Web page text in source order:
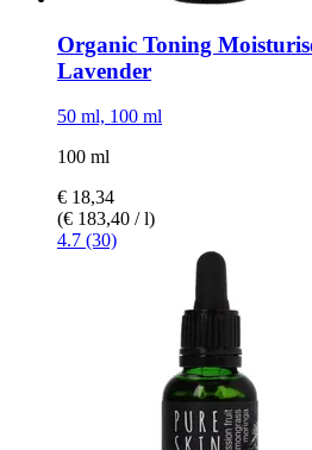
Organic Toning
Lavender
50 ml, 100 ml
100 ml
€ 18,34
(€ 183,40 / l)
4.7 (30)